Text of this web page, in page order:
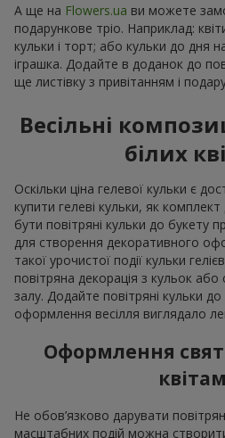
А ще на Flowers.ua ви можете
подарункове тріо. Наприклад:
кульки і торт; або кульки до дня
іграшка. Додайте в доданок до
ще листівку з привітанням і
Весільні
білих
Оскільки ціна гелевої кульки є
купити гелеві кульки, як
бути повітряні кульки до букету
для створення декоративного
такої урочистої події кульки
повітряна декорація з кульок
залу. Додайте повітряні кульки
оформлення весілля виглядало
Оформлення
Не обов’язково дарувати
масштабних подій можна створити